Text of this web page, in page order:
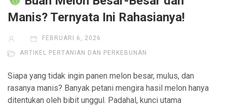
Manis? Ternyata Ini Rahasianya!
FEBRUARI 6, 2026
ARTIKEL PERTANIAN DAN PERKEBUNAN
Siapa yang tidak ingin panen melon besar, mulus, dan
rasanya manis? Banyak petani mengira hasil melon hanya
ditentukan oleh bibit unggul. Padahal, kunci utama